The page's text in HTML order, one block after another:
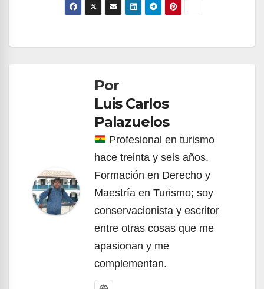
entradasPor
Luis Carlos
Palazuelos
Profesional en turismo
hace treinta y seis años.
Formación en Derecho y
Maestría en Turismo; soy
conservacionista y escritor
entre otras cosas que me
apasionan y me
complementan.